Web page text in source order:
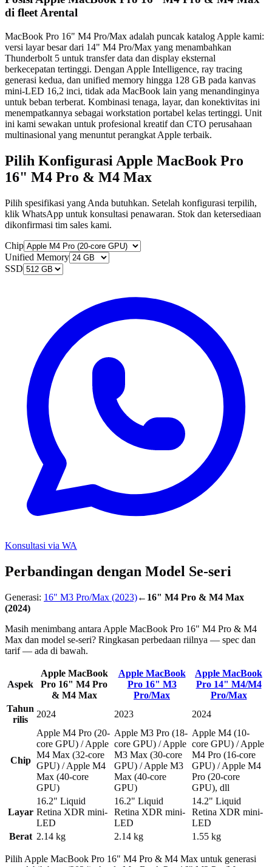
di fleet Arental
MacBook Pro 16" M4 Pro/Max adalah puncak katalog Apple kami:
versi layar besar dari 14" M4 Pro/Max yang menambahkan
Thunderbolt 5 untuk transfer data dan display eksternal
berkecepatan tertinggi. Dengan Apple Intelligence, ray tracing
generasi kedua, dan unified memory hingga 128 GB pada kanvas
mini-LED 16,2 inci, tidak ada MacBook lain yang menandinginya
untuk beban terberat. Kombinasi tenaga, layar, dan konektivitas ini
menempatkannya sebagai workstation portabel kelas tertinggi. Unit
ini kami sewakan untuk profesional kreatif dan CTO perusahaan
multinasional yang menuntut perangkat Apple terbaik.
Pilih Konfigurasi Apple MacBook Pro
16" M4 Pro & M4 Max
Pilih spesifikasi yang Anda butuhkan. Setelah konfigurasi terpilih,
klik WhatsApp untuk konsultasi penawaran. Stok dan ketersediaan
dikonfirmasi tim sales kami.
Chip
Unified Memory
SSD
Konsultasi via WA
Perbandingan dengan Model Se-seri
Generasi: 16" M3 Pro/Max (2023)← 16" M4 Pro & M4 Max
(2024)
Masih menimbang antara Apple MacBook Pro 16" M4 Pro & M4
Max dan model se-seri? Ringkasan perbedaan riilnya — spec dan
tarif — ada di bawah.
Aspek
Apple MacBook
Pro 16" M4 Pro
& M4 Max
Apple MacBook
Pro 16" M3
Pro/Max
Apple MacBook
Pro 14" M4/M4
Pro/Max
Tahun
rilis
2024 2023 2024
Chip
Apple M4 Pro (20-
core GPU) / Apple
M4 Max (32-core
GPU) / Apple M4
Max (40-core
GPU)
Apple M3 Pro (18-
core GPU) / Apple
M3 Max (30-core
GPU) / Apple M3
Max (40-core
GPU)
Apple M4 (10-
core GPU) / Apple
M4 Pro (16-core
GPU) / Apple M4
Pro (20-core
GPU), dll
Layar
16.2" Liquid
Retina XDR mini-
LED
16.2" Liquid
Retina XDR mini-
LED
14.2" Liquid
Retina XDR mini-
LED
Berat 2.14 kg 2.14 kg 1.55 kg
Pilih Apple MacBook Pro 16" M4 Pro & M4 Max untuk generasi